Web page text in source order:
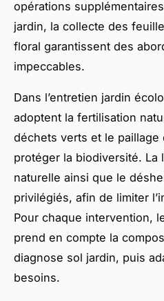
opérations
jardin, la collecte des
floral garantissent des
impeccables.
Dans l’entretien jardin
adoptent la fertilisation
déchets verts et le
protéger la biodiversité. La
naturelle ainsi que le
privilégiés, afin de limiter
Pour chaque intervention,
prend en compte la
diagnose sol jardin, puis
besoins.